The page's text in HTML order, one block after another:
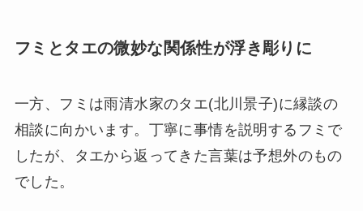
フミとタエの微妙な関係性が浮き彫りに
一方、フミは雨清水家のタエ(北川景子)に縁談の
相談に向かいます。丁寧に事情を説明するフミで
したが、タエから返ってきた言葉は予想外のもの
でした。